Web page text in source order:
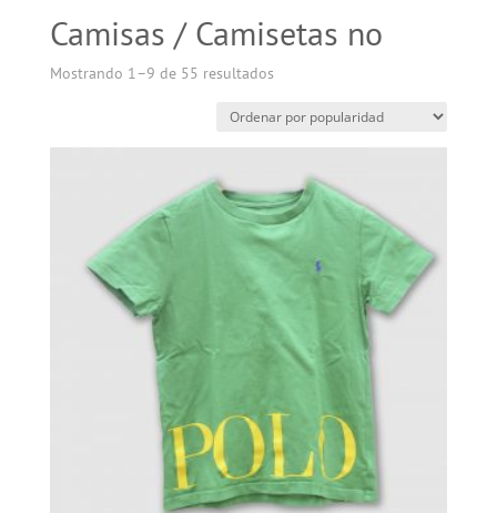
Camisas / Camisetas no
Mostrando 1–9 de 55 resultados